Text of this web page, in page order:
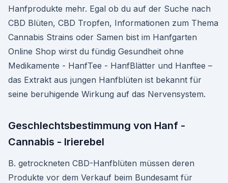
Hanfprodukte mehr. Egal ob du auf der Suche nach
CBD Blüten, CBD Tropfen, Informationen zum Thema
Cannabis Strains oder Samen bist im Hanfgarten
Online Shop wirst du fündig Gesundheit ohne
Medikamente - HanfTee - HanfBlätter und Hanftee –
das Extrakt aus jungen Hanfblüten ist bekannt für
seine beruhigende Wirkung auf das Nervensystem.
Geschlechtsbestimmung von Hanf -
Cannabis - Irierebel
B. getrockneten CBD-Hanfblüten müssen deren
Produkte vor dem Verkauf beim Bundesamt für